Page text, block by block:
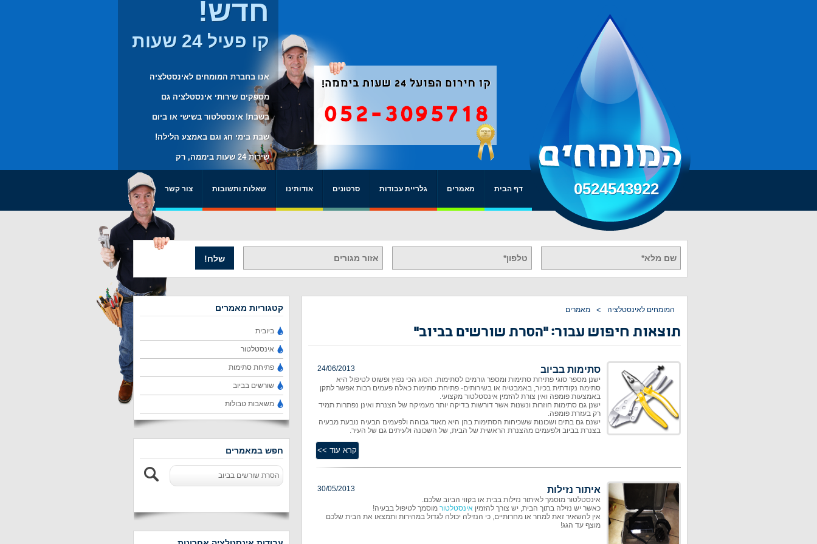
0524543922
חדש!
קו פעיל 24 שעות
אנו בחברת המומחים לאינסטלציה
מספקים שירותי אינסטלציה גם
בשבת! אינסטלטור בשישי או ביום
שבת בימי חג וגם באמצע הלילה!
שירות 24 שעות ביממה, רק
דף הבית מאמרים גלריית עבודות סרטונים אודותינו שאלות ותשובות צור קשר
שלח!
המומחים לאינסטלציה > מאמרים
תוצאות חיפוש עבור: ''הסרת שורשים בביוב''
סתימות בביוב
24/06/2013
ישנן מספר סוגי פתיחת סתימות ומספר גורמים לסתימות. הסוג הכי נפוץ ופשוט לטיפול היא
סתימה נקודתית בכיור, באמבטיה או בשירותים- פתיחת סתימות כאלה פעמים רבות אפשר לתקן
באמצעות פומפה ואין צורת להזמין אינסטלטור מקצועי.
ישנן גם סתימות חוזרות ונשנות אשר דורשות בדיקה יותר מעמיקה של הצנרת ואינן נפתרות תמיד
רק בעזרת פומפה.
ישנם גם בתים ושכונות ששכיחות הסתימות בהן היא מאוד גבוהה ולפעמים הבעיה נובעת מבעיה
בצנרת בביוב ולפעמים מהצנרת הראשית של הבית, של השכונה ולעיתים גם של העיר.
איתור נזילות
30/05/2013
אינסטלטור מוסמך לאיתור נזילות בבית או בקווי הביוב שלכם.
כאשר יש נזילה בתוך הבית, יש צורך להזמין אינסטלטור מוסמך לטיפול בבעיה!
אין להשאיר זאת למחר או מחרותיים, כי הנזילה יכולה לגדול במהירות ותמצאו את הבית שלכם
מוצף עד הגג!
קטגוריות מאמרים
ביובית
אינסטלטור
פתיחת סתימות
שורשים בביוב
משאבות טבולות
חפש במאמרים